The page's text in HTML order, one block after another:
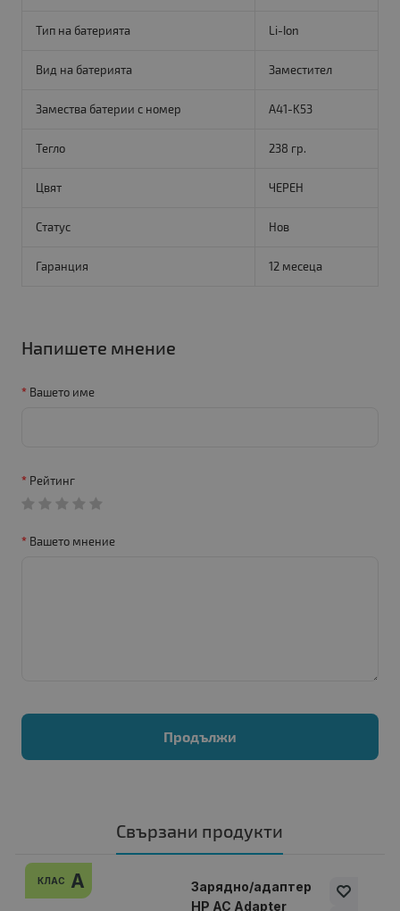
Тип на батерията Li-Ion
Вид на батерията Заместител
Замества батерии с номер A41-K53
Тегло 238 гр.
Цвят ЧЕРЕН
Статус Нов
Гаранция 12 месеца
Напишете мнение
Вашето име
Рейтинг
Вашето мнение
Продължи
Свързани продукти
КЛАС A
Зарядно/адаптер
HP AC Adapter